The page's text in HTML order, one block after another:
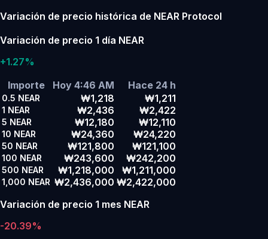
Variación de precio histórica de NEAR Protocol
Variación de precio 1 día NEAR
+1.27%
Importe
Hoy 4:46 AM Hace 24 h
0.5 NEAR ₩1,218 ₩1,211
1 NEAR ₩2,436 ₩2,422
5 NEAR ₩12,180 ₩12,110
10 NEAR ₩24,360 ₩24,220
50 NEAR ₩121,800 ₩121,100
100 NEAR ₩243,600 ₩242,200
500 NEAR ₩1,218,000 ₩1,211,000
1,000 NEAR ₩2,436,000 ₩2,422,000
Variación de precio 1 mes NEAR
-20.39%